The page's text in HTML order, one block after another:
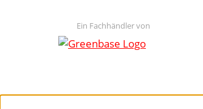
Ein Fachhändler von